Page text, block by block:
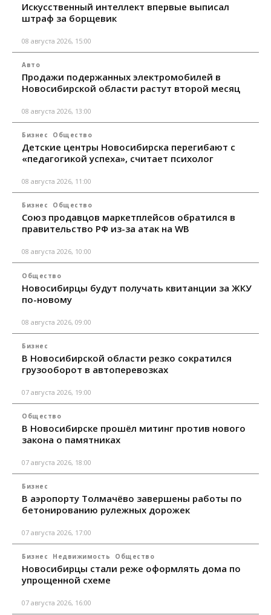
Искусственный интеллект впервые выписал
штраф за борщевик
08 августа 2026, 15:00
Авто
Продажи подержанных электромобилей в
Новосибирской области растут второй месяц
08 августа 2026, 13:00
Бизнес Общество
Детские центры Новосибирска перегибают с
«педагогикой успеха», считает психолог
08 августа 2026, 11:00
Бизнес Общество
Союз продавцов маркетплейсов обратился в
правительство РФ из-за атак на WB
08 августа 2026, 10:00
Общество
Новосибирцы будут получать квитанции за ЖКУ
по-новому
08 августа 2026, 09:00
Бизнес
В Новосибирской области резко сократился
грузооборот в автоперевозках
07 августа 2026, 19:00
Общество
В Новосибирске прошёл митинг против нового
закона о памятниках
07 августа 2026, 18:00
Бизнес
В аэропорту Толмачёво завершены работы по
бетонированию рулежных дорожек
07 августа 2026, 17:00
Бизнес Недвижимость Общество
Новосибирцы стали реже оформлять дома по
упрощенной схеме
07 августа 2026, 16:00